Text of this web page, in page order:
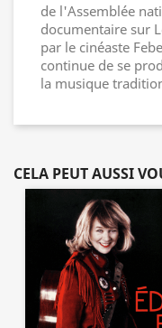
de l'Assemblée
documentaire sur
par le cinéaste
continue de se
la musique
CELA PEUT AUSSI